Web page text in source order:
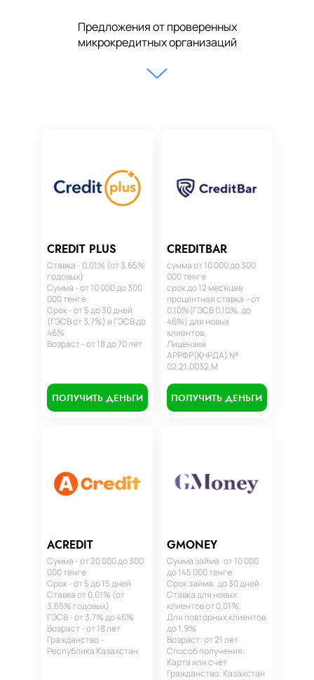
Предложения от проверенных
микрокредитных организаций
CREDIT PLUS
Ставка - 0,01% (от 3,65%
годовых)
Сумма - от 10 000 до 300
000 тенге
Срок - от 5 до 30 дней
(ГЭСВ от 3,7%) и ГЭСВ до
46%
Возраст - от 18 до 70 лет
ПОЛУЧИТЬ ДЕНЬГИ
CREDITBAR
сумма от 10 000 до 300
000 тенге
срок до 12 месяцев
процентная ставка – от
0,10%(ГЭСВ 0,10%, до
46%) для новых
клиентов.
Лицензия
АРРФР(ҚНРДА) №
02.21.0032.М
ПОЛУЧИТЬ ДЕНЬГИ
ACREDIT
Сумма - от 20 000 до 300
000 тенге
Срок - от 5 до 15 дней
Ставка от 0,01% (от
3,65% годовых)
ГЭСВ - от 3,7% до 46%
Возраст - от 18 лет
Гражданство -
Республика Казахстан
GMONEY
Сумма займа: от 10 000
до 145 000 тенге
Срок займа: до 30 дней
Ставка для новых
клиентов от 0,01%.
Для повторных клиентов
до 1,9%
Возраст: от 21 лет
Способ получения:
Карта или счет
Гражданство: Казахстан